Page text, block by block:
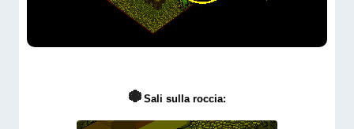
Sali sulla roccia: